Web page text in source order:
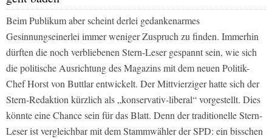
Beim Publikum aber scheint derlei gedankenarmes
Gesinnungseinerlei immer weniger Zuspruch zu finden. Immerhin
dürften die noch verbliebenen Stern-Leser gespannt sein, wie sich
die politische Ausrichtung des Magazins mit dem neuen Politik-
Chef Horst von Buttlar entwickelt. Der Mittvierziger hatte sich der
Stern-Redaktion kürzlich als „konservativ-liberal“ vorgestellt. Dies
könnte eine Chance sein für das Blatt. Denn der traditionelleStern-
Leser ist vergleichbar mit dem Stammwähler der SPD: ein bisschen